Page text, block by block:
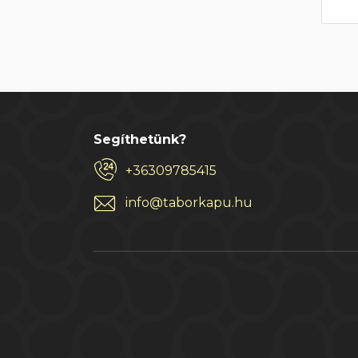
Segíthetünk?
+36309785415
info@taborkapu.hu